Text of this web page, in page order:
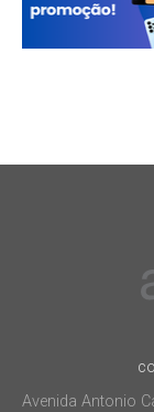
Avenida Antonio